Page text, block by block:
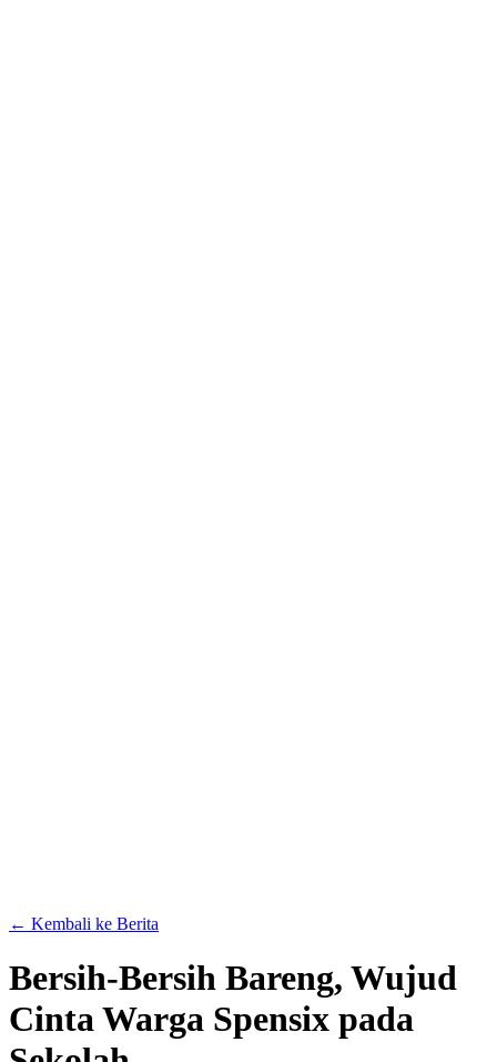
← Kembali ke Berita
Bersih-Bersih Bareng, Wujud
Cinta Warga Spensix pada